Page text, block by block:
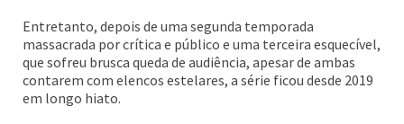
Entretanto, depois de uma segunda temporada
massacrada por crítica e público e uma terceira esquecível,
que sofreu brusca queda de audiência, apesar de ambas
contarem com elencos estelares, a série ficou desde 2019
em longo hiato.